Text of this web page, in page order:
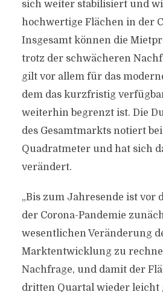
sich weiter stabilisiert und
hochwertige Flächen in der
Insgesamt können die
trotz der schwächeren
gilt vor allem für das
dem das kurzfristig
weiterhin begrenzt ist. Die
des Gesamtmarkts notiert
Quadratmeter und hat sich
verändert.
„Bis zum Jahresende ist vor
der Corona-Pandemie
wesentlichen Veränderung
Marktentwicklung zu
Nachfrage, und damit der
dritten Quartal wieder leicht